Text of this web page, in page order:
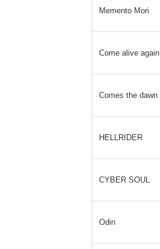
Memento Mori
Come alive again
Comes the dawn
HELLRIDER
CYBER SOUL
Odin